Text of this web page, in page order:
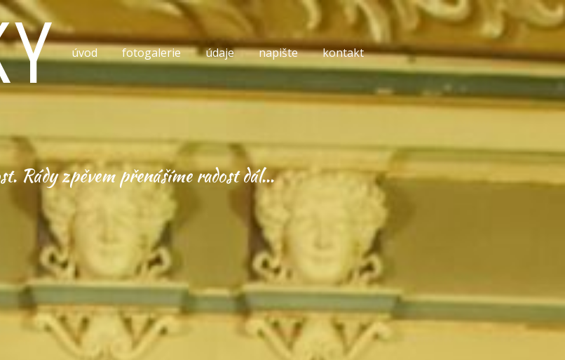
úvod fotogalerie údaje napište kontakt
Rády zpěvem přenášíme radost dál...